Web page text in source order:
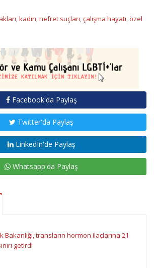
,kadın,nefret suçları,çalışma hayatı,özel
Facebook'da Paylaş
Twitter'da Paylaş
LinkedIn'de Paylaş
Whatsapp'da Paylaş
Bakanlığı, transların hormon ilaçlarına 21
getirdi